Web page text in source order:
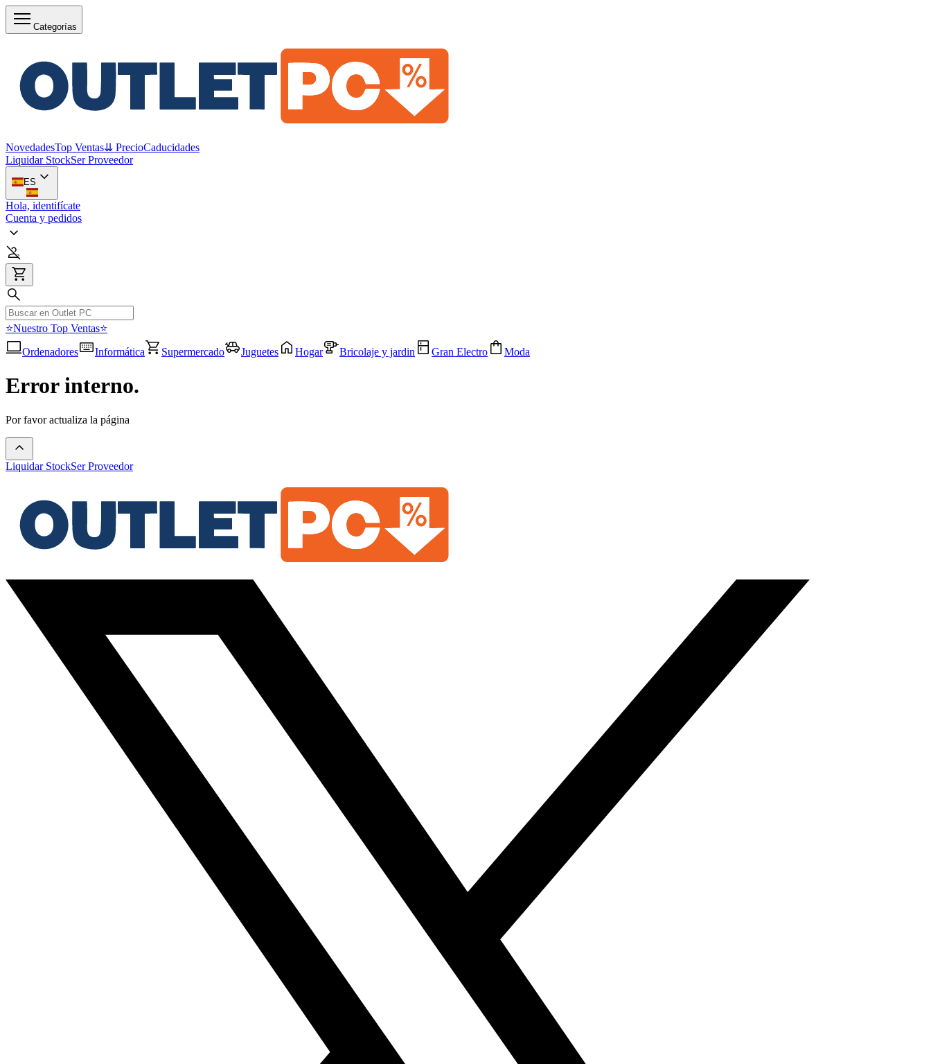
Categorías
NovedadesTop Ventas⇊ PrecioCaducidades
Liquidar StockSer Proveedor
ES
Hola, identifícate
Cuenta y pedidos
⭐Nuestro Top Ventas⭐
Ordenadores
Informática Supermercado Juguetes Hogar Bricolaje y jardin Gran Electro Moda
Error interno.
Por favor actualiza la página
Liquidar StockSer Proveedor